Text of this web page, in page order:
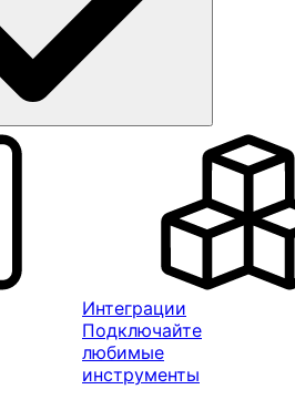
Интеграции
Подключайте
любимые
инструменты